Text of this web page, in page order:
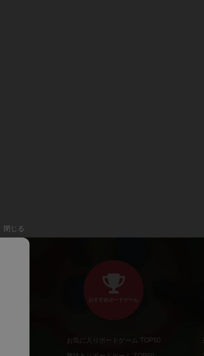
閉じる
おすすめボードゲーム
お気に入りボードゲーム TOP50